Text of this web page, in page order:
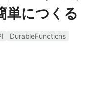
単につくる
DurableFunctions